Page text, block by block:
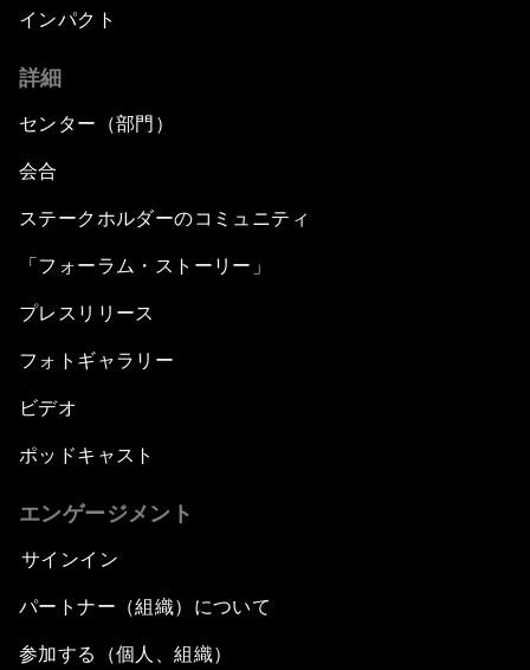
インパクト
詳細
センター（部門）
会合
ステークホルダーのコミュニティ
「フォーラム・ストーリー」
プレスリリース
フォトギャラリー
ビデオ
ポッドキャスト
エンゲージメント
サインイン
パートナー（組織）について
参加する（個人、組織）